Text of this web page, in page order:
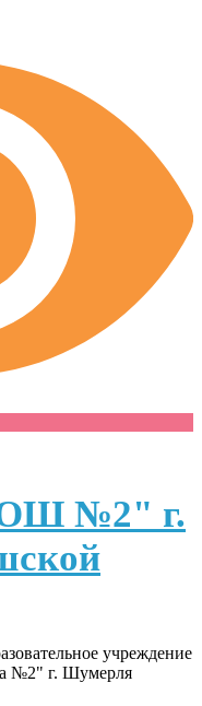
№2" г.
учреждение
№2" г. Шумерля